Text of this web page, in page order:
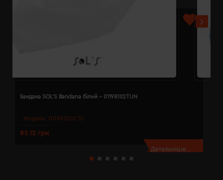
Модель: 01198(SOL’S)
Бандана SOL'S Bandana білий - 01198102TUN
85.12 грн
Детальніше...